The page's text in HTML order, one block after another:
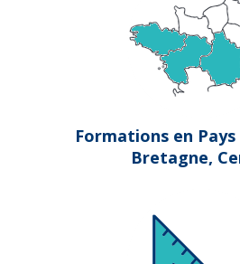
Formations en
Bretagne,